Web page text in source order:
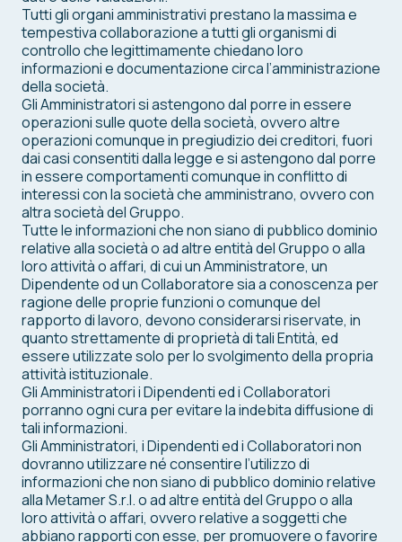
Tutti gli organi amministrativi prestano la massima e
tempestiva collaborazione a tutti gli organismi di
controllo che legittimamente chiedano loro
informazioni e documentazione circa l’amministrazione
della società.
Gli Amministratori si astengono dal porre in essere
operazioni sulle quote della società, ovvero altre
operazioni comunque in pregiudizio dei creditori, fuori
dai casi consentiti dalla legge e si astengono dal porre
in essere comportamenti comunque in conflitto di
interessi con la società che amministrano, ovvero con
altra società del Gruppo.
Tutte le informazioni che non siano di pubblico dominio
relative alla società o ad altre entità del Gruppo o alla
loro attività o affari, di cui un Amministratore, un
Dipendente od un Collaboratore sia a conoscenza per
ragione delle proprie funzioni o comunque del
rapporto di lavoro, devono considerarsi riservate, in
quanto strettamente di proprietà di tali Entità, ed
essere utilizzate solo per lo svolgimento della propria
attività istituzionale.
Gli Amministratori i Dipendenti ed i Collaboratori
porranno ogni cura per evitare la indebita diffusione di
tali informazioni.
Gli Amministratori, i Dipendenti ed i Collaboratori non
dovranno utilizzare né consentire l’utilizzo di
informazioni che non siano di pubblico dominio relative
alla Metamer S.r.l. o ad altre entità del Gruppo o alla
loro attività o affari, ovvero relative a soggetti che
abbiano rapporti con esse, per promuovere o favorire